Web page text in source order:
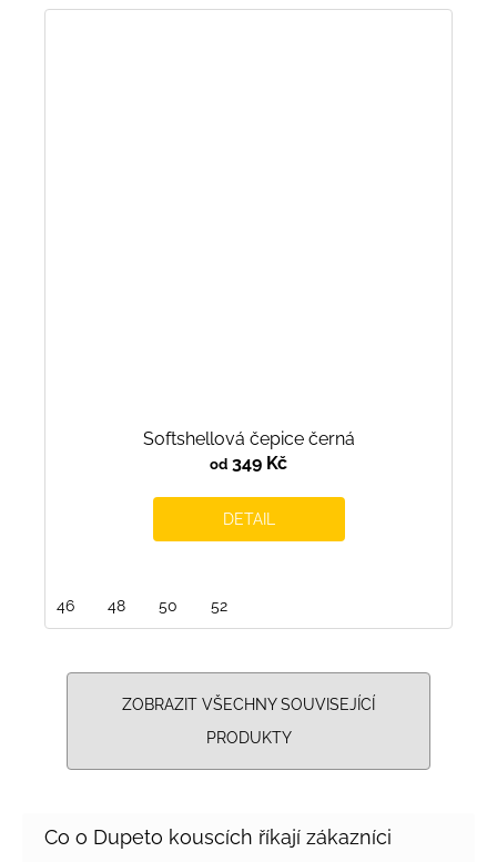
Softshellová čepice černá
od 349 Kč
DETAIL
46 48 50 52
ZOBRAZIT VŠECHNY SOUVISEJÍCÍ
PRODUKTY